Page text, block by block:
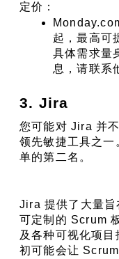
定价：
起，最高可
具体需求量
息，请联系
3. Jira
您可能对 Jira 并
领先敏捷工具之一
单的第二名。
Jira 提供了大量
可定制的 Scrum
及各种可视化项
初可能会让